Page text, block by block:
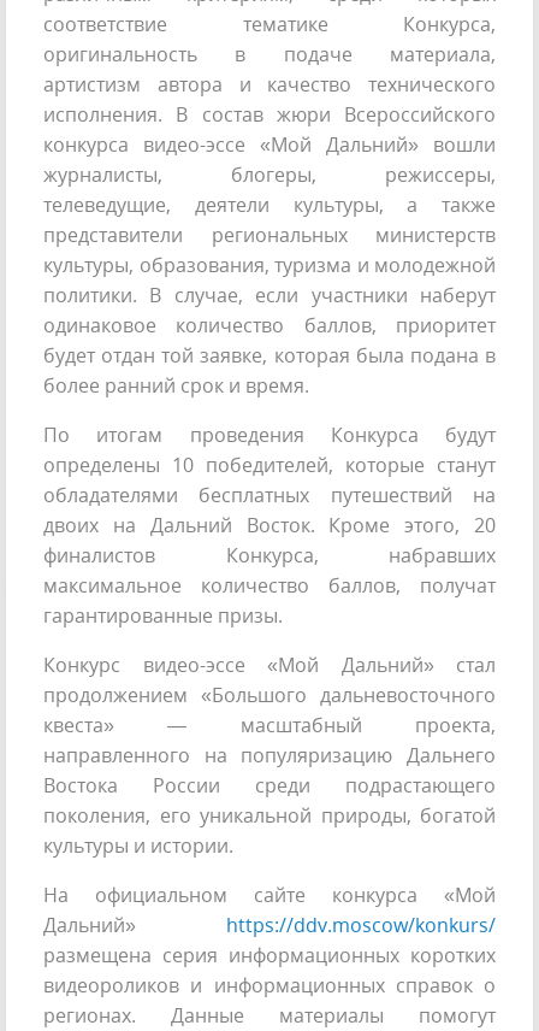
соответствие тематике Конкурса,
оригинальность в подаче материала,
артистизм автора и качество технического
исполнения. В состав жюри Всероссийского
конкурса видео-эссе «Мой Дальний» вошли
журналисты, блогеры, режиссеры,
телеведущие, деятели культуры, а также
представители региональных министерств
культуры, образования, туризма и молодежной
политики. В случае, если участники наберут
одинаковое количество баллов, приоритет
будет отдан той заявке, которая была подана в
более ранний срок и время.
По итогам проведения Конкурса будут
определены 10 победителей, которые станут
обладателями бесплатных путешествий на
двоих на Дальний Восток. Кроме этого, 20
финалистов Конкурса, набравших
максимальное количество баллов, получат
гарантированные призы.
Конкурс видео-эссе «Мой Дальний» стал
продолжением «Большого дальневосточного
квеста» — масштабный проекта,
направленного на популяризацию Дальнего
Востока России среди подрастающего
поколения, его уникальной природы, богатой
культуры и истории.
На официальном сайте конкурса «Мой
Дальний» https://ddv.moscow/konkurs/
размещена серия информационных коротких
видеороликов и информационных справок о
регионах. Данные материалы помогут